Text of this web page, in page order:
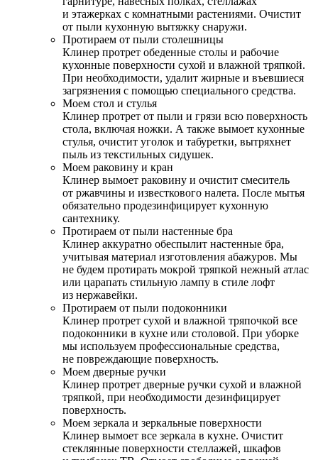
и этажерках с комнатными растениями. Очистит
от пыли кухонную вытяжку снаружи.
Протираем от пыли столешницы
Клинер протрет обеденные столы и рабочие
кухонные поверхности сухой и влажной тряпкой.
При необходимости, удалит жирные и въевшиеся
загрязнения с помощью специального средства.
Моем стол и стулья
Клинер протрет от пыли и грязи всю поверхность
стола, включая ножки. А также вымоет кухонные
стулья, очистит уголок и табуретки, вытряхнет
пыль из текстильных сидушек.
Моем раковину и кран
Клинер вымоет раковину и очистит смеситель
от ржавчины и известкового налета. После мытья
обязательно продезинфицирует кухонную
сантехнику.
Протираем от пыли настенные бра
Клинер аккуратно обеспылит настенные бра,
учитывая материал изготовления абажуров. Мы
не будем протирать мокрой тряпкой нежный атлас
или царапать стильную лампу в стиле лофт
из нержавейки.
Протираем от пыли подоконники
Клинер протрет сухой и влажной тряпочкой все
подоконники в кухне или столовой. При уборке
мы используем профессиональные средства,
не повреждающие поверхность.
Моем дверные ручки
Клинер протрет дверные ручки сухой и влажной
тряпкой, при необходимости дезинфицирует
поверхность.
Моем зеркала и зеркальные поверхности
Клинер вымоет все зеркала в кухне. Очистит
стеклянные поверхности стеллажей, шкафов